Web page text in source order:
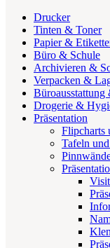
Drucker
Tinten & Toner
Papier &
Büro & Schule
Archivieren &
Verpacken &
Drogerie &
Präsentation
Flipcharts
Tafeln